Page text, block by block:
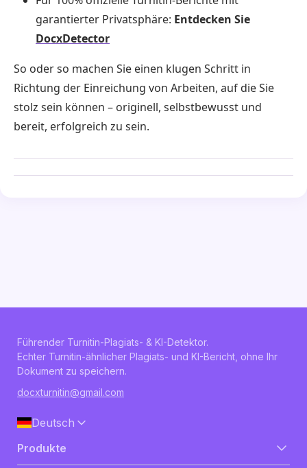
garantierter Privatsphäre: Entdecken Sie
DocxDetector
So oder so machen Sie einen klugen Schritt in
Richtung der Einreichung von Arbeiten, auf die Sie
stolz sein können – originell, selbstbewusst und
bereit, erfolgreich zu sein.
Führender Turnitin-Plagiats- & KI-Detektor.
Echter Turnitin-ähnlicher Plagiats- und KI-Bericht, ohne Ihr
Dokument zu speichern.
docxturnitin@gmail.com
Deutsch
Produkte